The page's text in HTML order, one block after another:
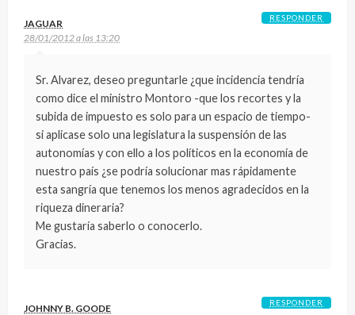
JAGUAR
28/01/2012 a las 13:20
Sr. Alvarez, deseo preguntarle ¿que incidencia tendría
como dice el ministro Montoro -que los recortes y la
subida de impuesto es solo para un espacio de tiempo-
si aplicase solo una legislatura la suspensión de las
autonomías y con ello a los políticos en la economía de
nuestro país ¿se podría solucionar mas rápidamente
esta sangría que tenemos los menos agradecidos en la
riqueza dineraria?
Me gustaría saberlo o conocerlo.
Gracias.
RESPONDER
JOHNNY B. GOODE
RESPONDER